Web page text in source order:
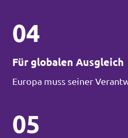
04
Für globalen Ausgleich
Europa muss seiner
05